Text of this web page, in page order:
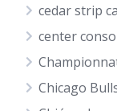
cedar strip
center
Chicago